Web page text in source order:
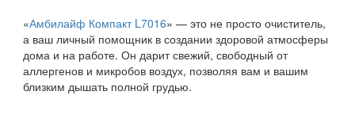
«Амбилайф Компакт L7016» — это не просто очиститель,
а ваш личный помощник в создании здоровой атмосферы
дома и на работе. Он дарит свежий, свободный от
аллергенов и микробов воздух, позволяя вам и вашим
близким дышать полной грудью.